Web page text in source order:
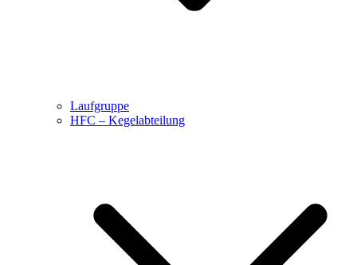
Laufgruppe
HFC – Kegelabteilung